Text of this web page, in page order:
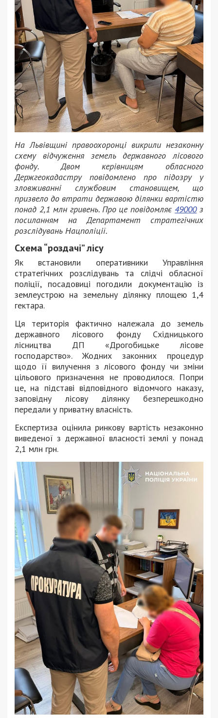
На Львівщині правоохоронці викрили незаконну
схему відчуження земель державного лісового
фонду. Двом керівницям обласного
Держгеокадастру повідомлено про підозру у
зловживанні службовим становищем, що
призвело до втрати державою ділянки вартістю
понад 2,1 млн гривень. Про це повідомляє49000з
посиланням на Департамент стратегічних
розслідувань Нацполіції.
Схема “роздачі” лісу
Як встановили оперативники Управління
стратегічних розслідувань та слідчі обласної
поліції, посадовиці погодили документацію із
землеустрою на земельну ділянку площею 1,4
гектара.
Ця територія фактично належала до земель
державного лісового фонду Східницького
лісництва ДП «Дрогобицьке лісове
господарство». Жодних законних процедур
щодо її вилучення з лісового фонду чи зміни
цільового призначення не проводилося. Попри
це, на підставі відповідного відомчого наказу,
заповідну лісову ділянку безперешкодно
передали у приватну власність.
Експертиза оцінила ринкову вартість незаконно
виведеної з державної власності землі у понад
2,1 млн грн.